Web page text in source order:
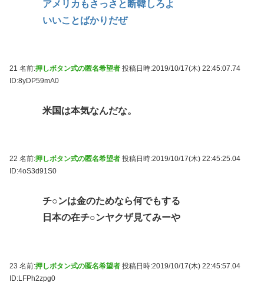
アメリカもさっさと断韓しろよ
いいことばかりだぜ
21 名前:押しボタン式の匿名希望者 投稿日時:2019/10/17(木) 22:45:07.74
ID:8yDP59mA0
米国は本気なんだな。
22 名前:押しボタン式の匿名希望者 投稿日時:2019/10/17(木) 22:45:25.04
ID:4oS3d91S0
チ○ンは金のためなら何でもする
日本の在チ○ンヤクザ見てみーや
23 名前:押しボタン式の匿名希望者 投稿日時:2019/10/17(木) 22:45:57.04
ID:LFPh2zpg0